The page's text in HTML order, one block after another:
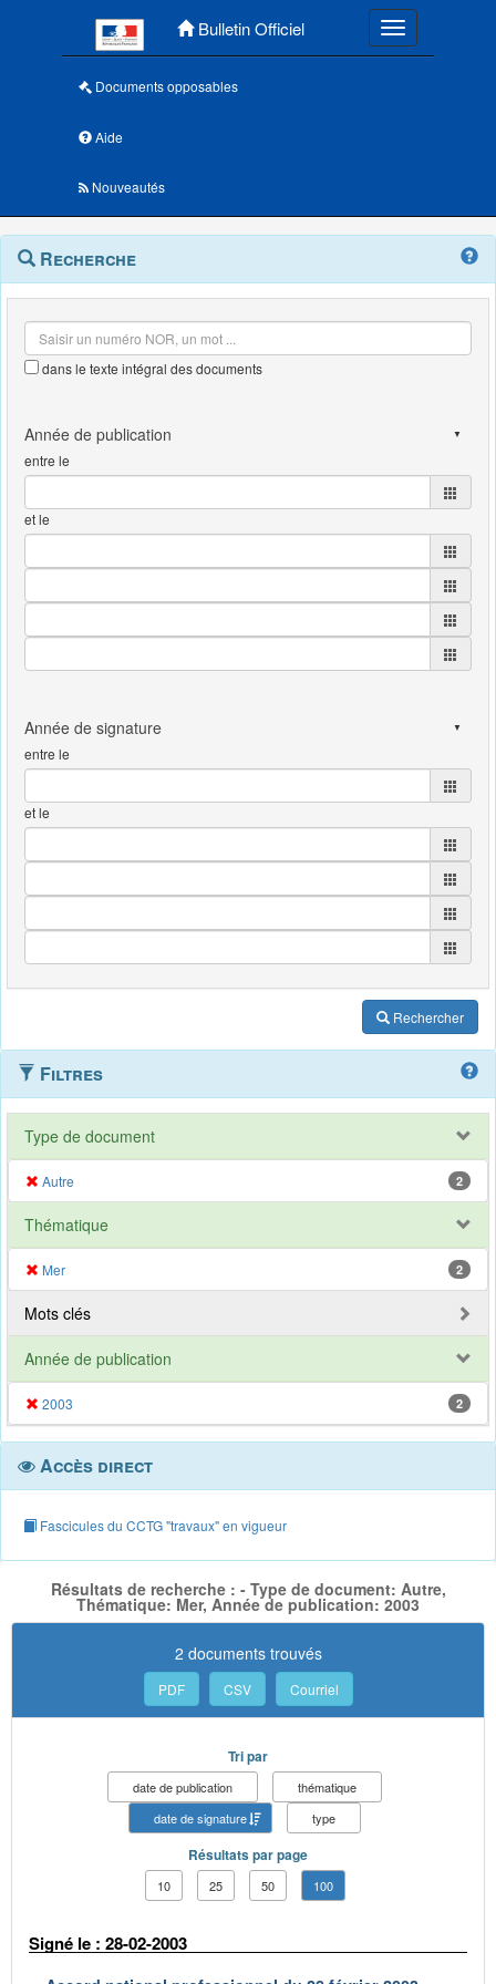
Bulletin Officiel Toggle
Documents opposables
Aide
Nouveautés
Navigation
outils
Menu
contextuel
Recherche
dans le texte intégral des documents
entre le
et le
entre le
et le
Rechercher
Filtres
Type de document
Autre 2
Thématique
Mer 2
Mots clés
Année de publication
2003 2
Accès direct
Fascicules du CCTG "travaux" en vigueur
Résultats de recherche : - Type de document: Autre,
Thématique: Mer, Année de publication: 2003
2 documents trouvés
PDF CSV Courriel
Tri par
date de publication
thématique
date de signature
type
Résultats par page
10 25 50 100
Signé le : 28-02-2003